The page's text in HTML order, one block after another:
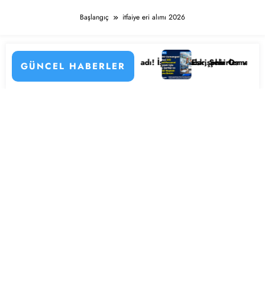
Başlangıç itfaiye eri alımı 2026
GÜNCEL HABERLER
Personel Alımı Başladı! İşte Kadrolar, Şehirler ve Başvuru
Eskişehir Osmangazi